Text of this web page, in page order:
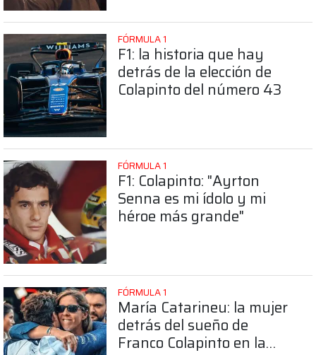
FÓRMULA 1
F1: la historia que hay
detrás de la elección de
Colapinto del número 43
FÓRMULA 1
F1: Colapinto: "Ayrton
Senna es mi ídolo y mi
héroe más grande"
FÓRMULA 1
María Catarineu: la mujer
detrás del sueño de
Franco Colapinto en la